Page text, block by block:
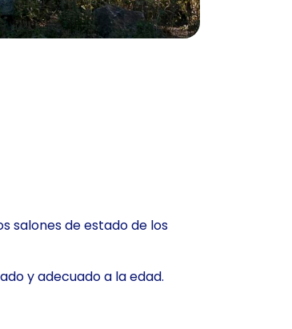
salones de estado de los
y adecuado a la edad.